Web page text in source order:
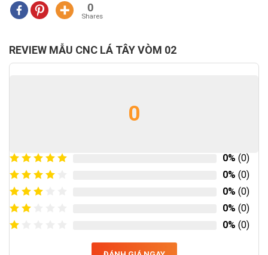
0
Shares
REVIEW MẪU CNC LÁ TÂY VÒM 02
0
0% (0)
0% (0)
0% (0)
0% (0)
0% (0)